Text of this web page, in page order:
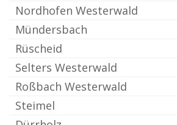
Nordhofen Westerwald
Mündersbach
Rüscheid
Selters Westerwald
Roßbach Westerwald
Steimel